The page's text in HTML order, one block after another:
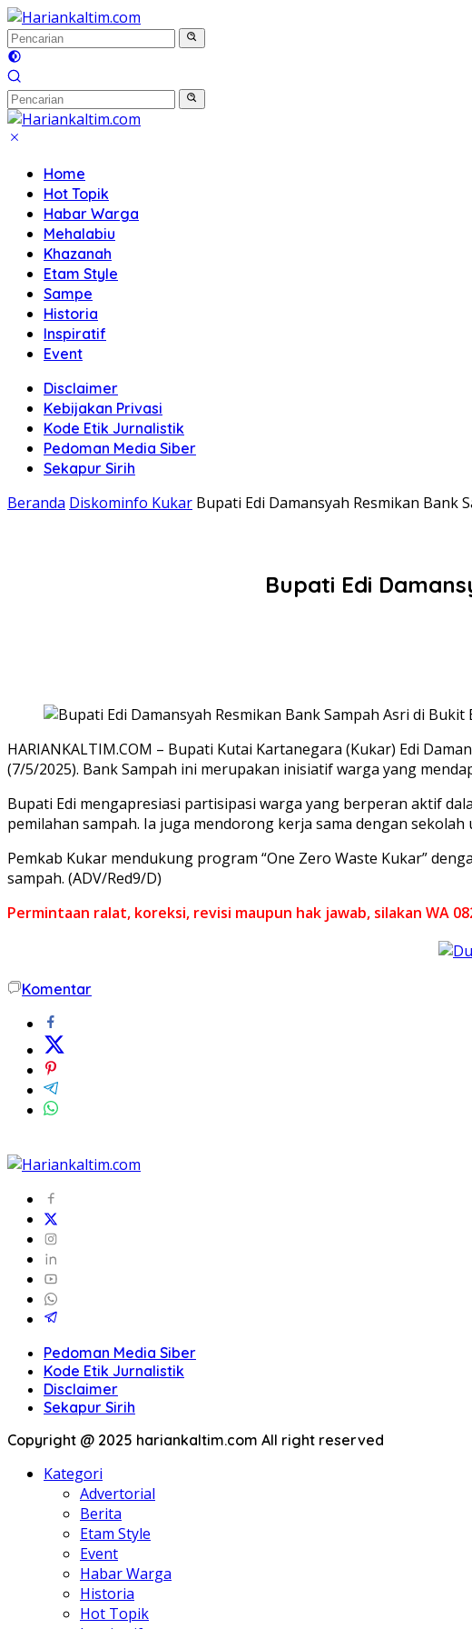
Langsung
ke
konten
Home
Hot Topik
Habar Warga
Mehalabiu
Khazanah
Etam Style
Sampe
Historia
Inspiratif
Event
Disclaimer
Kebijakan Privasi
Kode Etik Jurnalistik
Pedoman Media Siber
Sekapur Sirih
Beranda Diskominfo Kukar Bupati Edi Damansyah Resmikan Bank
Bupati Edi
HARIANKALTIM.COM – Bupati Kutai Kartanegara (Kukar) Edi
(7/5/2025). Bank Sampah ini merupakan inisiatif warga yang
Bupati Edi mengapresiasi partisipasi warga yang berperan aktif
pemilahan sampah. Ia juga mendorong kerja sama dengan
Pemkab Kukar mendukung program “One Zero Waste Kukar”
sampah. (ADV/Red9/D)
Permintaan ralat, koreksi, revisi maupun hak jawab, silakan WA
Komentar
Pedoman Media Siber
Kode Etik Jurnalistik
Disclaimer
Sekapur Sirih
Copyright @ 2025 hariankaltim.com All right reserved
Kategori
Advertorial
Berita
Etam Style
Event
Habar Warga
Historia
Hot Topik